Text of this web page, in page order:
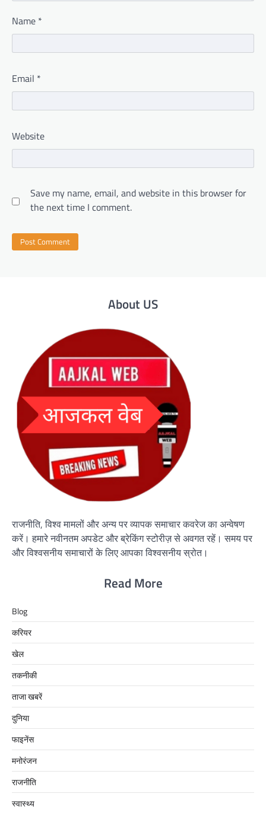
Name *
Email *
Website
Save my name, email, and website in this browser for
the next time I comment.
About US
राजनीति, विश्व मामलों और अन्य पर व्यापक समाचार कवरेज का अन्वेषण
करें। हमारे नवीनतम अपडेट और ब्रेकिंग स्टोरीज़ से अवगत रहें। समय पर
और विश्वसनीय समाचारों के लिए आपका विश्वसनीय स्रोत।
Read More
Blog
करियर
खेल
तकनीकी
ताजा खबरें
दुनिया
फाइनेंस
मनोरंजन
राजनीति
स्वास्थ्य